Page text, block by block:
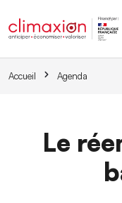
Accueil Agenda
Le